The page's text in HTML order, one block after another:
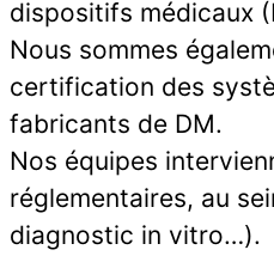
dispositifs médicaux
Nous sommes
certification des
fabricants de DM.
Nos équipes
réglementaires, au
diagnostic in vitro…).